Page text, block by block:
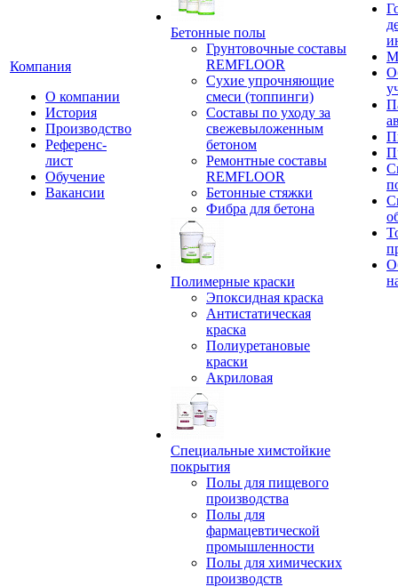
Компания
О компании
История
Производство
Референс-
лист
Обучение
Вакансии
Бетонные полы
Грунтовочные составы
REMFLOOR
Сухие упрочняющие
смеси (топпинги)
Составы по уходу за
свежевыложенным
бетоном
Ремонтные составы
REMFLOOR
Бетонные стяжки
Фибра для бетона
Полимерные краски
Эпоксидная краска
Антистатическая
краска
Полиуретановые
краски
Акриловая
Специальные химстойкие
покрытия
Полы для пищевого
производства
Полы для
фармацевтической
промышленности
Полы для химических
производств